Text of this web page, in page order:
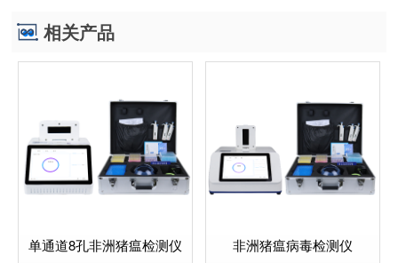
相关产品
单通道8孔非洲猪瘟检测仪 非洲猪瘟病毒检测仪